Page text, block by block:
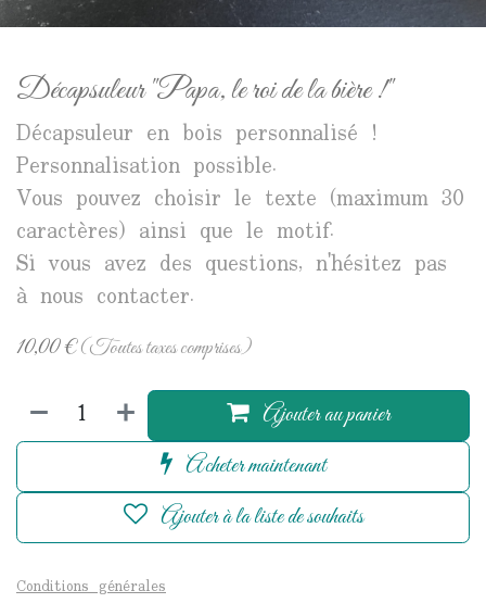
Décapsuleur "Papa, le roi de la bière !"
Décapsuleur en bois personnalisé !
Personnalisation possible.
Vous pouvez choisir le texte (maximum 30
caractères) ainsi que le motif.
Si vous avez des questions, n'hésitez pas
à nous contacter.
10,00€(Toutes taxes comprises)
Ajouter au panier
Acheter maintenant
Ajouter à la liste de souhaits
Conditions générales